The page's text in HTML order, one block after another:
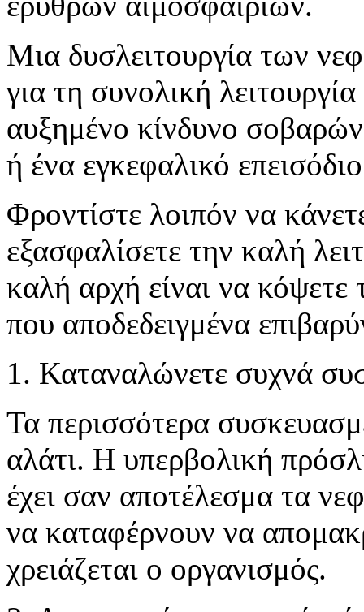
Μια δυσλειτουργία των
για τη συνολική
αυξημένο κίνδυνο
ή ένα εγκεφαλικό
Φροντίστε λοιπόν να
εξασφαλίσετε την καλή
καλή αρχή είναι να κόψετε
που αποδεδειγμένα
1. Καταναλώνετε συχνά
Τα περισσότερα
αλάτι. Η υπερβολική
έχει σαν αποτέλεσμα τα
να καταφέρνουν να
χρειάζεται ο οργανισμός.